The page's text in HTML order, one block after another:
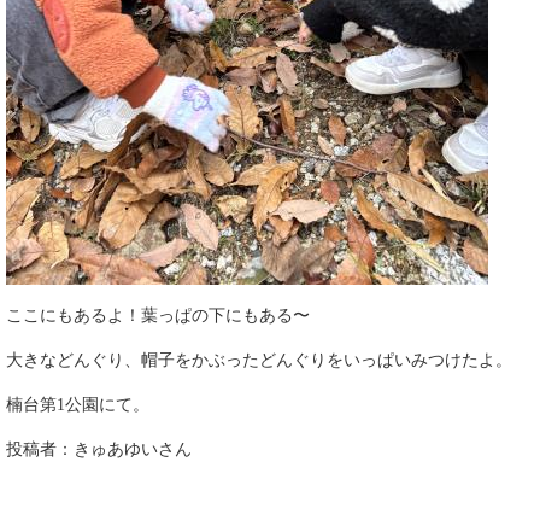
ここにもあるよ！葉っぱの下にもある〜
大きなどんぐり、帽子をかぶったどんぐりをいっぱいみつけたよ。
楠台第1公園にて。​
投稿者：きゅあゆいさん​​​​